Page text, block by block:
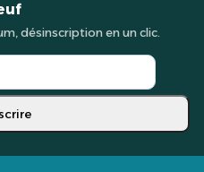
désinscription en un clic.